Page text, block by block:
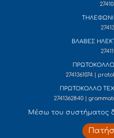
ΒΛΑΒΕΣ
2741361074 |
ΠΡΩΤΟΚΟΛΛΟ
2741362840 |
Mέσω του συστήματος